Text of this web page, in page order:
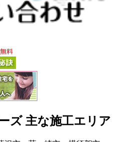
ズ 主な施工エリア